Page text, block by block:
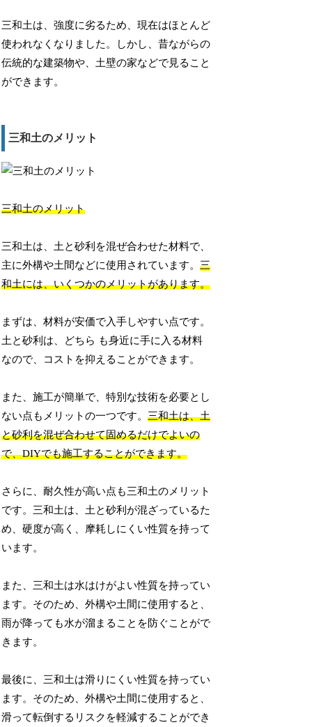
三和土は、強度に劣るため、現在はほとんど
使われなくなりました。しかし、昔ながらの
伝統的な建築物や、土壁の家などで見ること
ができます。
三和土のメリット
三和土のメリット
三和土は、土と砂利を混ぜ合わせた材料で、
主に外構や土間などに使用されています。三
和土には、いくつかのメリットがあります。
まずは、材料が安価で入手しやすい点です。
土と砂利は、どちら も身近に手に入る材料
なので、コストを抑えることができます。
また、施工が簡単で、特別な技術を必要とし
ない点もメリットの一つです。三和土は、土
と砂利を混ぜ合わせて固めるだけでよいの
で、DIYでも施工することができます。
さらに、耐久性が高い点も三和土のメリット
です。三和土は、土と砂利が混ざっているた
め、硬度が高く、摩耗しにくい性質を持って
います。
また、三和土は水はけがよい性質を持ってい
ます。そのため、外構や土間に使用すると、
雨が降っても水が溜まることを防ぐことがで
きます。
最後に、三和土は滑りにくい性質を持ってい
ます。そのため、外構や土間に使用すると、
滑って転倒するリスクを軽減することができ